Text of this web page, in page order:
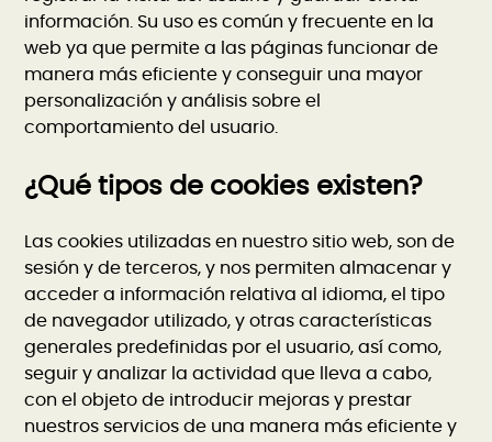
información. Su uso es común y frecuente en la
web ya que permite a las páginas funcionar de
manera más eficiente y conseguir una mayor
personalización y análisis sobre el
comportamiento del usuario.
¿Qué tipos de cookies existen?
Las cookies utilizadas en nuestro sitio web, son de
sesión y de terceros, y nos permiten almacenar y
acceder a información relativa al idioma, el tipo
de navegador utilizado, y otras características
generales predefinidas por el usuario, así como,
seguir y analizar la actividad que lleva a cabo,
con el objeto de introducir mejoras y prestar
nuestros servicios de una manera más eficiente y